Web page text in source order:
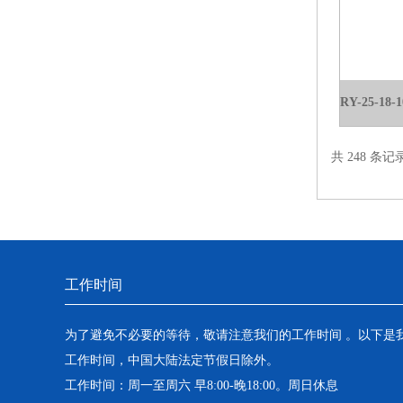
共 248 条记
工作时间
为了避免不必要的等待，敬请注意我们的工作时间 。以下是
工作时间，中国大陆法定节假日除外。
工作时间：周一至周六 早8:00-晚18:00。周日休息